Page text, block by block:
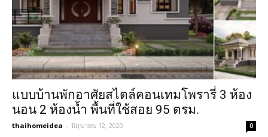
แบบบ้านพักอาศัยสไตล์คอนเทมโพรารี่ 3 ห้อง
นอน 2 ห้องน้ำ พื้นที่ใช้สอย 95 ตรม.
thaihomeidea - มิถุนายน 12, 2020 0